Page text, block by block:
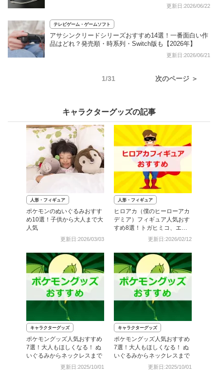
更新日:2026/06/22
テレビゲーム・ゲームソフト
アサシンクリードシリーズおすすめ14選！一番面白い作
品はどれ？発売順・時系列・Switch版も【2026年】
更新日:2026/06/21
1/31 次のページ ＞
キャラクターグッズの記事
人形・フィギュア
ポケモンのぬいぐるみおすす
め10選！子供から大人まで大
人気
更新日:2026/03/03
人形・フィギュア
ヒロアカ（僕のヒーローアカ
デミア）フィギュア人気おす
すめ8選！トガヒミコ、エン
デヴァー、ホークスも
更新日:2026/02/12
キャラクターグッズ
ポケモングッズ人気おすすめ
7選！大人もほしくなる！ ぬ
いぐるみからネックレスまで
更新日:2025/10/01
キャラクターグッズ
ポケモングッズ人気おすすめ
7選！大人もほしくなる！ ぬ
いぐるみからネックレスまで
更新日:2025/10/01